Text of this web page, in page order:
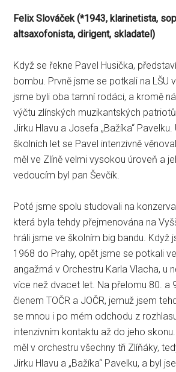
Felix Slováček (*1943, klarinetista,
altsaxofonista, dirigent, skladatel)
Když se řekne Pavel Husička,
bombu. Prvně jsme se potkali na LŠU
jsme byli oba tamní rodáci, a kromě
výčtu zlínských muzikantských
Jirku Hlavu a Josefa „Bažíka“
školních let se Pavel intenzivně
měl ve Zlíně velmi vysokou úroveň a
vedoucím byl pan Ševčík.
Poté jsme spolu studovali na
která byla tehdy přejmenována na
hráli jsme ve školním big bandu. Když
1968 do Prahy, opět jsme se potkali
angažmá v Orchestru Karla Vlacha, u
více než dvacet let. Na přelomu 80. a
členem TOČR a JOČR, jemuž jsem
se mnou i po mém odchodu z
intenzivním kontaktu až do jeho
měl v orchestru všechny tři Zlíňáky,
Jirku Hlavu a „Bažíka“ Pavelku, a byl